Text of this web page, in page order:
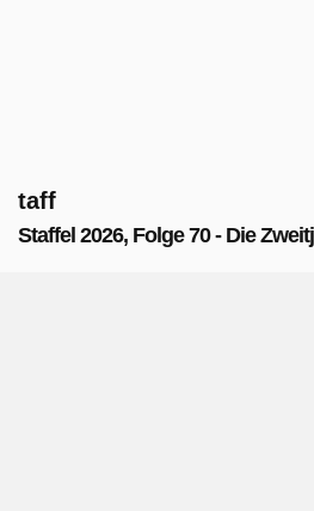
taff
Staffel 2026, Folge 70 - Die